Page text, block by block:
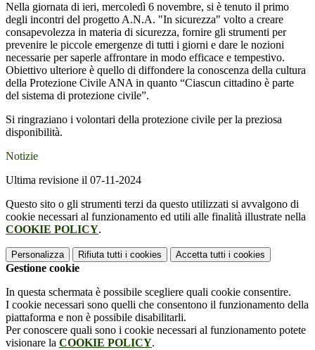
Nella giornata di ieri, mercoledì 6 novembre, si è tenuto il primo
degli incontri del progetto A.N.A. "In sicurezza" volto a creare
consapevolezza in materia di sicurezza, fornire gli strumenti per
prevenire le piccole emergenze di tutti i giorni e dare le nozioni
necessarie per saperle affrontare in modo efficace e tempestivo.
Obiettivo ulteriore è quello di diffondere la conoscenza della cultura
della Protezione Civile ANA in quanto “Ciascun cittadino è parte
del sistema di protezione civile”.
Si ringraziano i volontari della protezione civile per la preziosa
disponibilità.
Notizie
Ultima revisione il 07-11-2024
Questo sito o gli strumenti terzi da questo utilizzati si avvalgono di
cookie necessari al funzionamento ed utili alle finalità illustrate nella
COOKIE POLICY.
Personalizza Rifiuta tutti i cookies Accetta tutti i cookies
Gestione cookie
In questa schermata è possibile scegliere quali cookie consentire.
I cookie necessari sono quelli che consentono il funzionamento della
piattaforma e non è possibile disabilitarli.
Per conoscere quali sono i cookie necessari al funzionamento potete
visionare la COOKIE POLICY.